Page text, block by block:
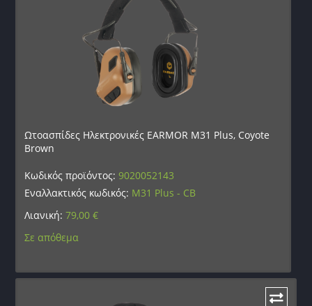
Ωτοασπίδες Ηλεκτρονικές EARMOR M31 Plus, Coyote
Brown
Κωδικός προϊόντος:9020052143
Εναλλακτικός κωδικός: M31 Plus - CB
Λιανική:79,00€
Σε απόθεμα